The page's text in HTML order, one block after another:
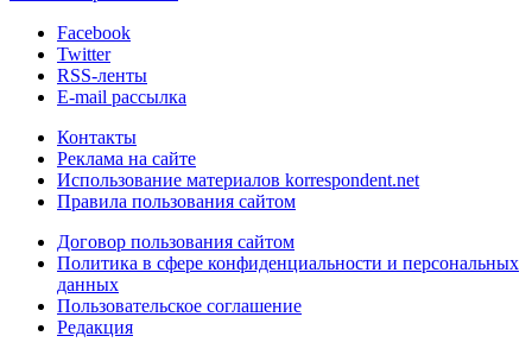
Facebook
Twitter
RSS-ленты
E-mail рассылка
Контакты
Реклама на сайте
Использование материалов korrespondent.net
Правила пользования сайтом
Договор пользования сайтом
Политика в сфере конфиденциальности и персональных
данных
Пользовательское соглашение
Редакция